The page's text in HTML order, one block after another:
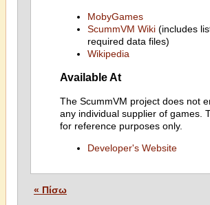
MobyGames
ScummVM Wiki(includes
required data files)
Wikipedia
Available At
The ScummVM project does not
any individual supplier of games.
for reference purposes only.
Developer's Website
« Πίσω